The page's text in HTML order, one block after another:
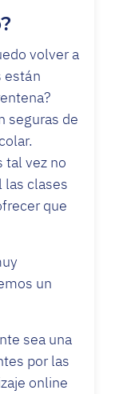
volver a
están
seguras de
tal vez no
las clases
que
un
sea una
por las
online